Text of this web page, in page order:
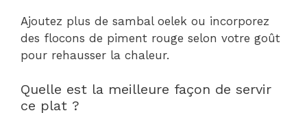
Ajoutez plus de sambal oelek ou incorporez
des flocons de piment rouge selon votre goût
pour rehausser la chaleur.
Quelle est la meilleure façon de servir
ce plat ?